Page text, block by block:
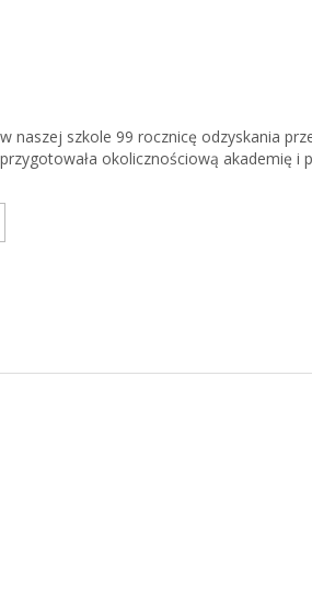
naszej szkole 99 rocznicę odzyskania
okolicznościową akademię i